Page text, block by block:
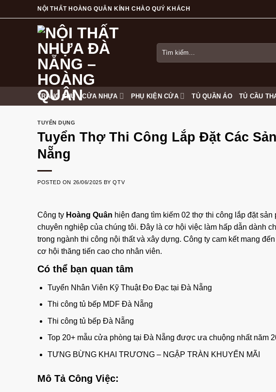
to
NỘI THẤT HOÀNG QUÂN KÍNH CHÀO QUÝ KHÁCH
Tìm
kiếm:
TRANG CHỦ CỬA NHỰA PHỤ KIỆN CỬA TỦ QUẦN ÁO TỦ CẦU
TUYỂN DỤNG
Tuyển Thợ Thi Công Lắp Đặt Các
Nẵng
POSTED ON 26/06/2025 BYQTV
Công ty Hoàng Quân hiện đang tìm kiếm 02 thợ thi công lắp đặt
chuyên nghiệp của chúng tôi. Đây là cơ hội việc làm hấp dẫn dành
trong ngành thi công nội thất và xây dựng. Công ty cam kết mang
cơ hội thăng tiến cao cho nhân viên.
Có thể bạn quan tâm
Tuyển Nhân Viên Kỹ Thuật Đo Đạc tại Đà Nẵng
Thi công tủ bếp MDF Đà Nẵng
Thi công tủ bếp Đà Nẵng
Top 20+ mẫu cửa phòng tại Đà Nẵng được ưa chuộng nhất năm
TƯNG BỪNG KHAI TRƯƠNG – NGẬP TRÀN KHUYẾN MÃI
Mô Tả Công Việc: